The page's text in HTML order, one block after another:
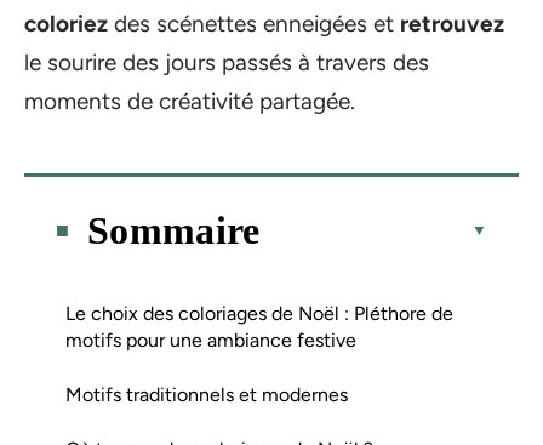
coloriez des scénettes enneigées et retrouvez
le sourire des jours passés à travers des
moments de créativité partagée.
Sommaire
Le choix des coloriages de Noël : Pléthore de
motifs pour une ambiance festive
Motifs traditionnels et modernes